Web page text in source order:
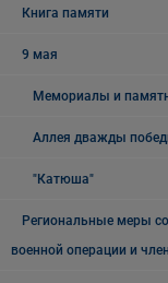
Книга памяти
9 мая
Мемориалы и
Аллея дважды
"Катюша"
Региональные меры
военной операции и